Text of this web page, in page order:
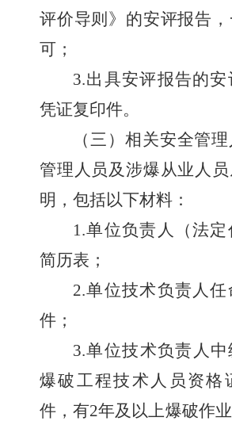
评价导则》的安评报告
可；
3.出具安评报告的
凭证复印件。
（三）相关安全管
管理人员及涉爆从业人
明，包括以下材料：
1.单位负责人（法定
简历表；
2.单位技术负责人任
件；
3.单位技术负责人中
爆破工程技术人员资格
件，有2年及以上爆破作